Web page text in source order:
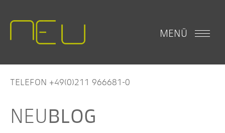
MENÜ
TELEFON +49(0)211 966681-0
BLOG